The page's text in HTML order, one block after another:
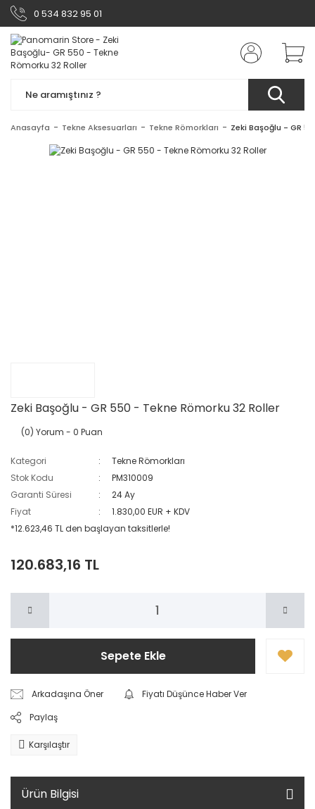
0 534 832 95 01
Anasayfa Tekne Aksesuarları Tekne Römorkları Zeki Başoğlu - GR
Zeki Başoğlu - GR 550 - Tekne Römorku 32 Roller
(0) Yorum - 0 Puan
Kategori
Tekne Römorkları
Stok Kodu
PM310009
Garanti Süresi
24 Ay
Fiyat
1.830,00 EUR + KDV
*12.623,46 TL den başlayan taksitlerle!
120.683,16 TL
Sepete Ekle
Arkadaşına Öner
Fiyatı Düşünce Haber Ver
Paylaş
Karşılaştır
Ürün Bilgisi